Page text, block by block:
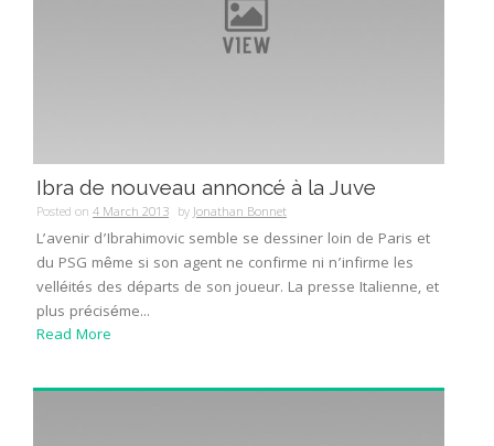
Ibra de nouveau annoncé à la Juve
Posted on 4 March 2013 byJonathan Bonnet
L’avenir d’Ibrahimovic semble se dessiner loin de Paris et
du PSG même si son agent ne confirme ni n’infirme les
velléités des départs de son joueur. La presse Italienne, et
plus préciséme...
Read More